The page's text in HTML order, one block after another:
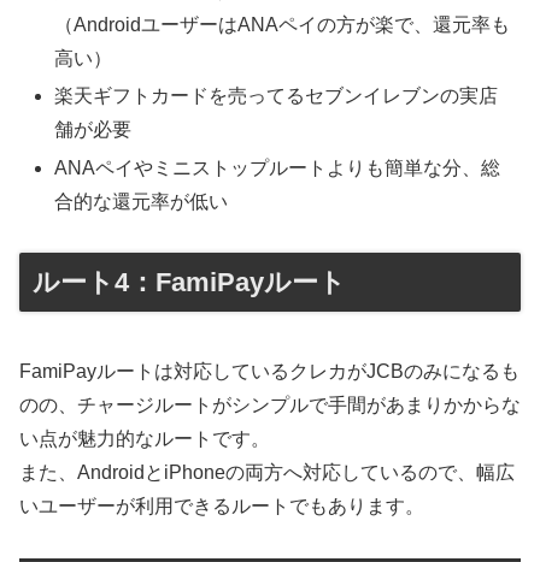
（AndroidユーザーはANAペイの方が楽で、還元率も
高い）
楽天ギフトカードを売ってるセブンイレブンの実店
舗が必要
ANAペイやミニストップルートよりも簡単な分、総
合的な還元率が低い
ルート4：FamiPayルート
FamiPayルートは対応しているクレカがJCBのみになるも
のの、チャージルートがシンプルで手間があまりかからな
い点が魅力的なルートです。
また、AndroidとiPhoneの両方へ対応しているので、幅広
いユーザーが利用できるルートでもあります。